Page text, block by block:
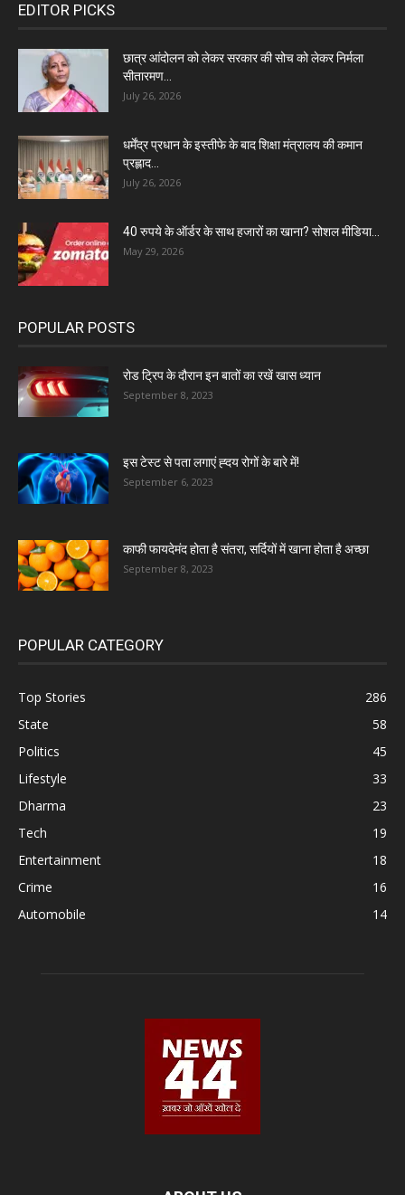
EDITOR PICKS
छात्र आंदोलन को लेकर सरकार की सोच को लेकर निर्मला
सीतारमण...
July 26, 2026
धर्मेंद्र प्रधान के इस्तीफे के बाद शिक्षा मंत्रालय की कमान
प्रह्लाद...
July 26, 2026
40 रुपये के ऑर्डर के साथ हजारों का खाना? सोशल मीडिया...
May 29, 2026
POPULAR POSTS
रोड ट्रिप के दौरान इन बातों का रखें खास ध्यान
September 8, 2023
इस टेस्ट से पता लगाएं ह्दय रोगों के बारे में!
September 6, 2023
काफी फायदेमंद होता है संतरा, सर्दियों में खाना होता है अच्छा
September 8, 2023
POPULAR CATEGORY
Top Stories
286
State
58
Politics
45
Lifestyle
33
Dharma
23
Tech
19
Entertainment
18
Crime
16
Automobile
14